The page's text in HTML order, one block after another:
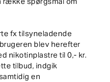
fx tilsyneladende
blev herefter
nikotinplastre til 0,- kr.
tilbud, indgik
en